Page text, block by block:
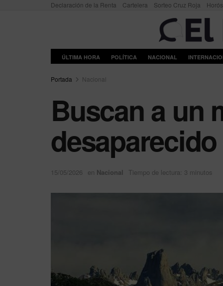
Declaración de la Renta Cartelera Sorteo Cruz Roja
ÚLTIMA HORA POLÍTICA NACIONAL
Portada Nacional
Buscan a un
15/05/2026 en Nacional Tiempo de lectura: 3 minutos